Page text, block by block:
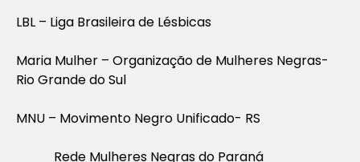
LBL – Liga Brasileira de Lésbicas
Maria Mulher – Organização de Mulheres Negras-
Rio Grande do Sul
MNU – Movimento Negro Unificado- RS
Rede Mulheres Negras do Paraná